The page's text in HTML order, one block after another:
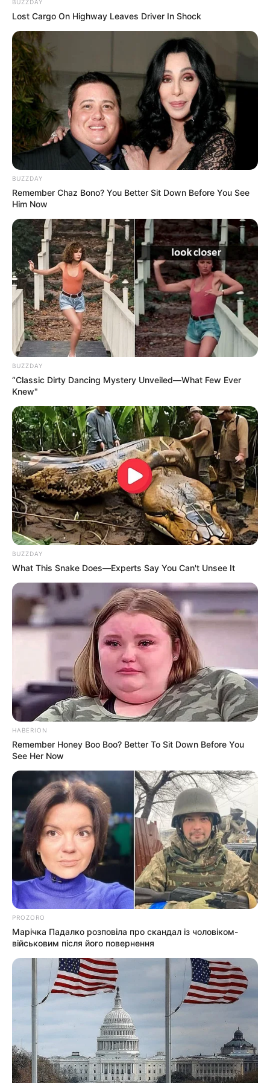
BUZZDAY
Lost Cargo On Highway Leaves Driver In Shock
BUZZDAY
Remember Chaz Bono? You Better Sit Down Before You See
Him Now
BUZZDAY
“Classic Dirty Dancing Mystery Unveiled—What Few Ever
Knew"
BUZZDAY
What This Snake Does—Experts Say You Can't Unsee It
HABERION
Remember Honey Boo Boo? Better To Sit Down Before You
See Her Now
PROZORO
Марічка Падалко розповіла про скандал із чоловіком-
військовим після його повернення